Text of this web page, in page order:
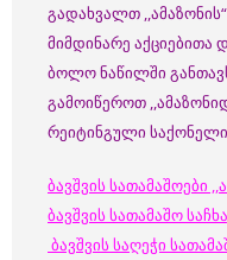
გადახვალთ
მიმდინარე აქციებითა
ბოლო ნაწილში
გამოიწეროთ
რეიტინგული
ბავშვის სათამაშოები
ბავშვის სათამაშო
ბავშვის საღეჭი